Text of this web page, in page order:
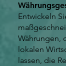
Entwickeln
Währungen,
lokalen
lassen, die